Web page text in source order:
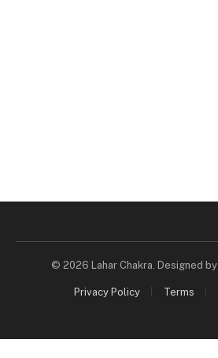
© 2026 Lahar Chakra. Designed by
Privacy Policy Terms